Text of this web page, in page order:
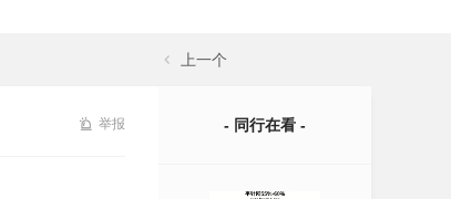
上一个
举报 - 同行在看 -